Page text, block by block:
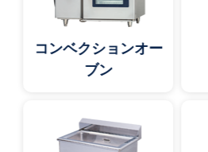
コンベクションオー
ブン